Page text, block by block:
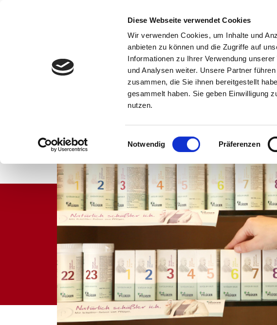
Diese Webseite verwendet Cookies
Wir verwenden Cookies, um Inhalte und
anbieten zu können und die Zugriffe auf
Informationen zu Ihrer Verwendung
und Analysen weiter. Unsere Partner
zusammen, die Sie ihnen bereitgestellt
gesammelt haben. Sie geben Einwilligung
nutzen.
Einwilligungsauswahl
Notwendig Präferenzen
Gut zu wissen
Lieferservice
Unser Service
Unser Team
Flyer
Aktionen
Darmberatung
Mikronährstoffe
TCM -